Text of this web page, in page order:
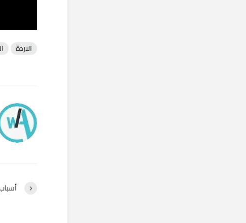
الاردة